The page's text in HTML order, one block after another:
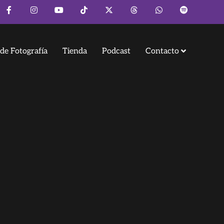
Fotografía Tienda Podcast Contacto